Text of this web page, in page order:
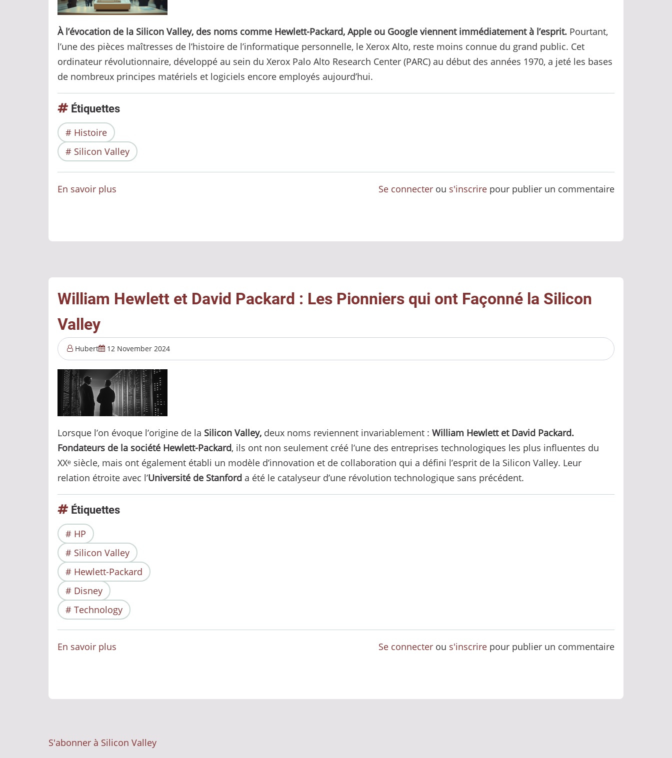
par
Silicon
Valley
À l’évocation de la Silicon Valley, des noms comme Hewlett-Packard, Apple ou Google viennent immédiatement à l’esprit. Pourtant,
l’une des pièces maîtresses de l’histoire de l’informatique personnelle, le Xerox Alto, reste moins connue du grand public. Cet
ordinateur révolutionnaire, développé au sein du Xerox Palo Alto Research Center (PARC) au début des années 1970, a jeté les bases
de nombreux principes matériels et logiciels encore employés aujourd’hui.
Étiquettes
Histoire
Silicon Valley
En savoir plus
de
la
Se connecter ou s'inscrire pour publier un commentaire
William Hewlett et David Packard : Les Pionniers qui ont Façonné la Silicon
Valley
Hubert 12 November 2024
Lorsque l’on évoque l’origine de la Silicon Valley, deux noms reviennent invariablement : William Hewlett et David Packard.
Fondateurs de la société Hewlett-Packard, ils ont non seulement créé l’une des entreprises technologiques les plus influentes du
XXᵉ siècle, mais ont également établi un modèle d’innovation et de collaboration qui a défini l’esprit de la Silicon Valley. Leur
relation étroite avec l’Université de Stanford a été le catalyseur d’une révolution technologique sans précédent.
Étiquettes
HP
Silicon Valley
Hewlett-Packard
Disney
Technology
En savoir plus Se connecter ou s'inscrire pour publier un commentaire
S'abonner à Silicon Valley